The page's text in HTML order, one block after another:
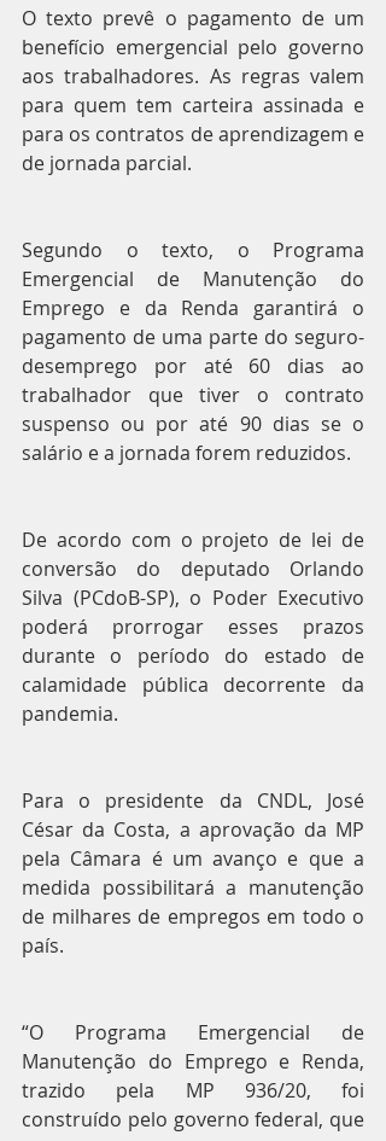
O texto prevê o pagamento de um
benefício emergencial pelo governo
aos trabalhadores. As regras valem
para quem tem carteira assinada e
para os contratos de aprendizagem e
de jornada parcial.
Segundo o texto, o Programa
Emergencial de Manutenção do
Emprego e da Renda garantirá o
pagamento de uma parte do seguro-
desemprego por até 60 dias ao
trabalhador que tiver o contrato
suspenso ou por até 90 dias se o
salário e a jornada forem reduzidos.
De acordo com o projeto de lei de
conversão do deputado Orlando
Silva (PCdoB-SP), o Poder Executivo
poderá prorrogar esses prazos
durante o período do estado de
calamidade pública decorrente da
pandemia.
Para o presidente da CNDL, José
César da Costa, a aprovação da MP
pela Câmara é um avanço e que a
medida possibilitará a manutenção
de milhares de empregos em todo o
país.
“O Programa Emergencial de
Manutenção do Emprego e Renda,
trazido pela MP 936/20, foi
construído pelo governo federal, que